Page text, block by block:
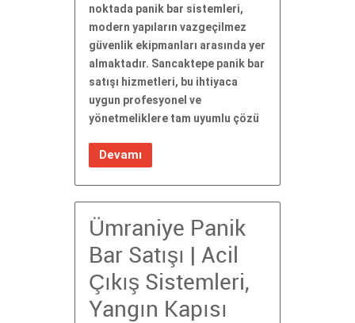
noktada panik bar sistemleri,
modern yapıların vazgeçilmez
güvenlik ekipmanları arasında yer
almaktadır. Sancaktepe panik bar
satışı hizmetleri, bu ihtiyaca
uygun profesyonel ve
yönetmeliklere tam uyumlu çözü
Devamı
Ümraniye Panik
Bar Satışı | Acil
Çıkış Sistemleri,
Yangın Kapısı